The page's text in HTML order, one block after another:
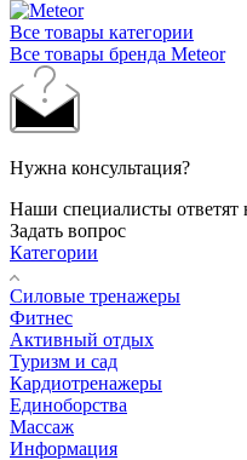
Все товары категории
Все товары бренда Meteor
Нужна консультация?
Наши специалисты
Задать вопрос
Категории
Силовые тренажеры
Фитнес
Активный отдых
Туризм и сад
Кардиотренажеры
Единоборства
Массаж
Информация